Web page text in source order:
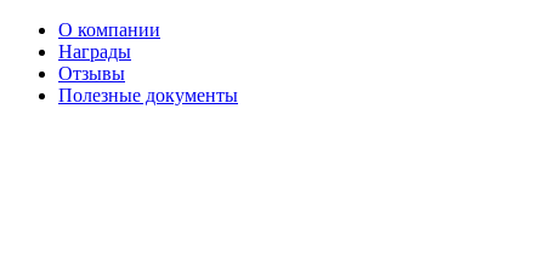
О компании
Награды
Отзывы
Полезные документы